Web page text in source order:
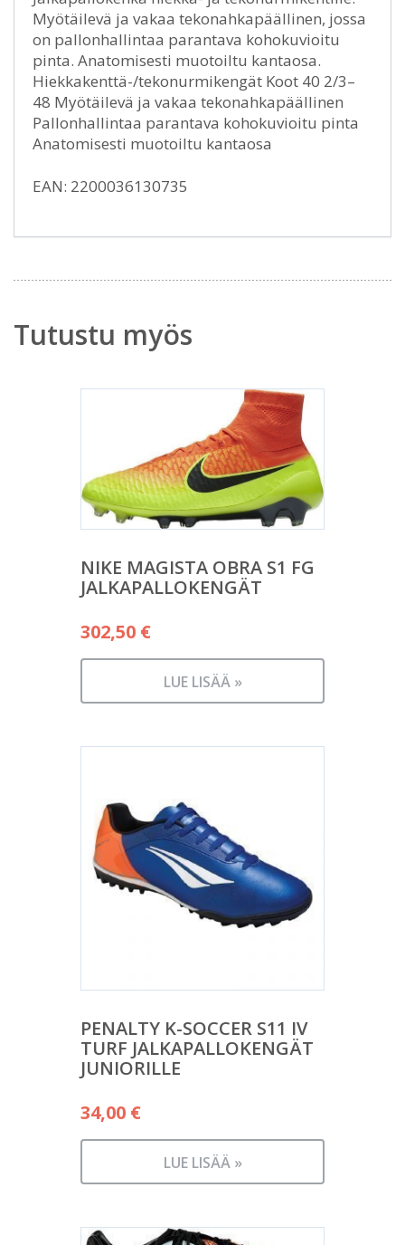
Myötäilevä ja vakaa tekonahkapäällinen, jossa
on pallonhallintaa parantava kohokuvioitu
pinta. Anatomisesti muotoiltu kantaosa.
Hiekkakenttä-/tekonurmikengät Koot 40 2/3–
48 Myötäilevä ja vakaa tekonahkapäällinen
Pallonhallintaa parantava kohokuvioitu pinta
Anatomisesti muotoiltu kantaosa
EAN: 2200036130735
Tutustu myös
NIKE MAGISTA OBRA S1 FG
JALKAPALLOKENGÄT
302,50 €
LUE LISÄÄ »
PENALTY K-SOCCER S11 IV
TURF JALKAPALLOKENGÄT
JUNIORILLE
34,00 €
LUE LISÄÄ »